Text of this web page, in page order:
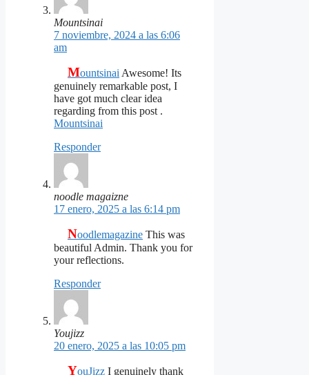
Mountsinai
7 noviembre, 2024 a las 6:06
am
MountsinaiAwesome! Its
genuinely remarkable post, I
have got much clear idea
regarding from this post .
Mountsinai
Responder
noodle magaizne
17 enero, 2025 a las 6:14 pm
Noodlemagazine This was
beautiful Admin. Thank you for
your reflections.
Responder
Youjizz
20 enero, 2025 a las 10:05 pm
YouJizz I genuinely thank